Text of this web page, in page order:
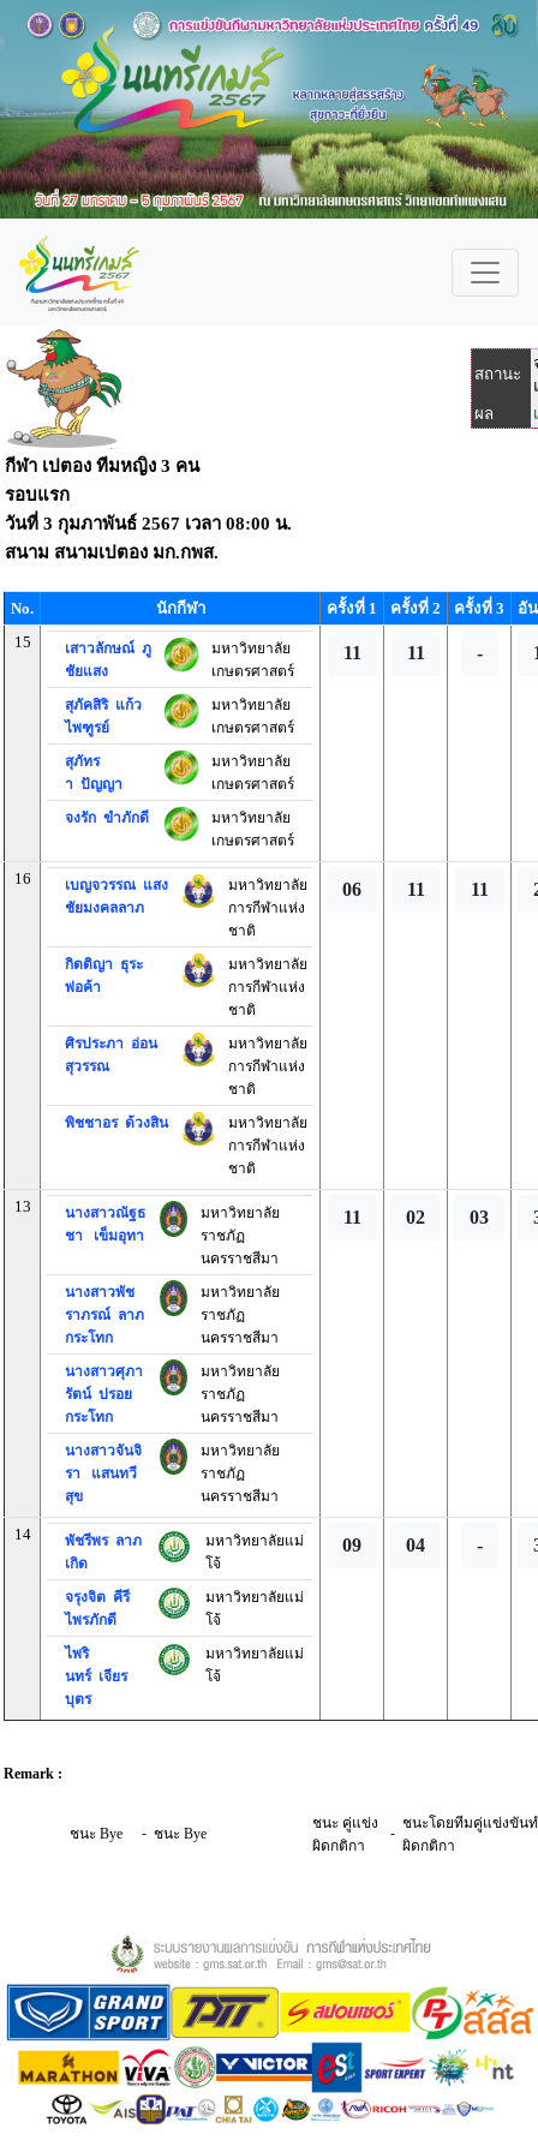
สถานะ
ผล
กีฬา เปตอง ทีมหญิง 3 คน
รอบแรก
วันที่ 3 กุมภาพันธ์ 2567 เวลา 08:00 น.
สนาม สนามเปตอง มก.กพส.
No. นักกีฬา ครั้งที่ 1 ครั้งที่ 2 ครั้งที่ 3
อั
15
เสาวลักษณ์ ภู
ชัยแสง
มหาวิทยาลัย
เกษตรศาสตร์
สุภัคสิริ แก้ว
ไพฑูรย์
มหาวิทยาลัย
เกษตรศาสตร์
สุภัทร
า ปัญญา
มหาวิทยาลัย
เกษตรศาสตร์
จงรัก ขำภักดี
มหาวิทยาลัย
เกษตรศาสตร์
11 11 -
16
เบญจวรรณ แสง
ชัยมงคลลาภ
มหาวิทยาลัย
การกีฬาแห่ง
ชาติ
กิตติญา ธุระ
พ่อค้า
มหาวิทยาลัย
การกีฬาแห่ง
ชาติ
ศิรประภา อ่อน
สุวรรณ
มหาวิทยาลัย
การกีฬาแห่ง
ชาติ
พิชชาอร ด้วงสิน
มหาวิทยาลัย
การกีฬาแห่ง
ชาติ
06 11 11
13
นางสาวณัฐธ
ชา เข็มอุทา
มหาวิทยาลัย
ราชภัฏ
นครราชสีมา
นางสาวพัช
ราภรณ์ ลาภ
กระโทก
มหาวิทยาลัย
ราชภัฏ
นครราชสีมา
นางสาวศุภา
รัตน์ ปรอย
กระโทก
มหาวิทยาลัย
ราชภัฏ
นครราชสีมา
นางสาวจันจิ
รา แสนทวี
สุข
มหาวิทยาลัย
ราชภัฏ
นครราชสีมา
11 02 03
14
พัชรีพร ลาภ
เกิด
มหาวิทยาลัยแม่
โจ้
จรุงจิต คีรี
ไพรภักดี
มหาวิทยาลัยแม่
โจ้
ไพริ
นทร์ เจียร
บุตร
มหาวิทยาลัยแม่
โจ้
09 04 -
Remark :
ชนะ Bye - ชนะ Bye
ชนะ คู่แข่ง
ผิดกติกา
-
ชนะโดยทีมคู่แข่งขัน
ผิดกติกา